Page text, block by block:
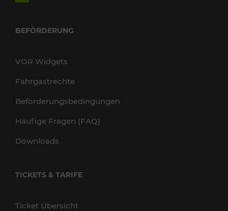
BEFÖRDERUNG
VOR Widgets
Fahrgastrechte
Beförderungsbedingungen
Häufige Fragen (FAQ)
Downloads
TICKETS & TARIFE
Ticket Übersicht